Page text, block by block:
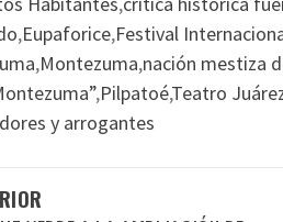
,Eupaforice,Festival
,Montezuma,nación mestiza
,Pilpatoé,Teatro
y arrogantes